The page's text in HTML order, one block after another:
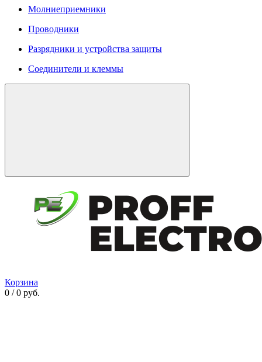
Молниеприемники
Проводники
Разрядники и устройства защиты
Соединители и клеммы
Корзина
0 / 0 руб.